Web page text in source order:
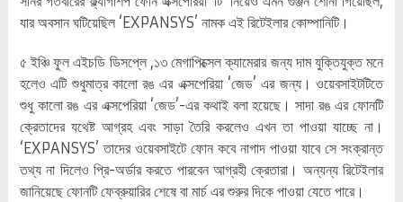
যার অবসান ঘটিয়েছিল ‘EXPANSYS’ নামক এই রিটেইলার কোম্পানিটি।
৫ ইঞ্চি ফুল এইচডি ডিসপ্লে ,১৩ মেগাপিক্সেল ক্যামেরার জন্য দাম যুক্তিযুক্ত মনে
হলেও এটি শুধুমাত্র কালো রঙ এর এক্সপেরিয়া ‘জেড’ এর জন্য। ওয়েবসাইটটিতে
শুধু কালো রঙ এর এক্সপেরিয়া ‘জেড’-এর কথাই বলা হয়েছে। সাদা রঙ এর ফোনটি
ক্রেতাদের যথেষ্ট আগ্রহ এবং সাড়া তৈরি করলেও এখন তা পাওয়া যাচ্ছে না।
‘EXPANSYS’ তাদের ওয়েবসাইটে ফোন কবে নাগাদ পাওয়া যাবে সে সংক্রান্ত
তথ্য না দিলেও প্রি-অর্ডার করতে পারবেন আগ্রহী ক্রেতারা। অন্যন্য রিটেইলার
জানিয়েছে ফোনটি ফেব্রুয়ারির শেষে বা মার্চ এর শুরুর দিকে পাওয়া যেতে পারে।